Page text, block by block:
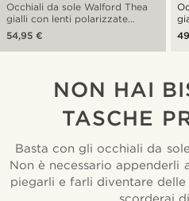
Occhiali da sole Walford Thea
gialli con lenti polarizzate
marroni
54,95 €
NON HAI
TASCHE
Basta con gli occhiali da
Non è necessario appenderli
piegarli e farli diventare